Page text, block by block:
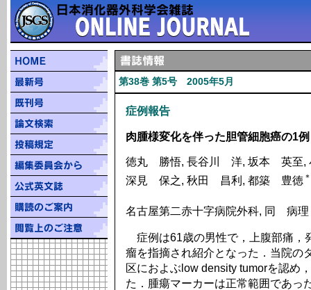
第38巻 第5号 2005年5月
症例報告
肉腫様変化を伴った胆管細胞癌の1例
徳丸 勝悟, 長谷川 洋, 坂本 英至
深見 保之, 秋田 昌利, 都築 豊徳 ＊
名古屋第二赤十字病院外科, 同 病理
症例は61歳の男性で，上腹部痛，
瘤を指摘され紹介となった．当院の
区におよぶlow density tumorを認め
た．腫瘍マーカーは正常範囲であっ